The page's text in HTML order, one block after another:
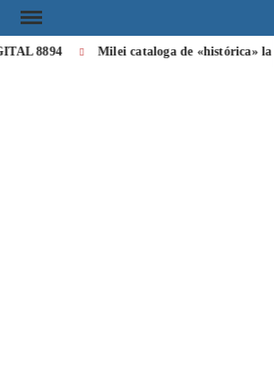
8894 Milei cataloga de «histórica» la